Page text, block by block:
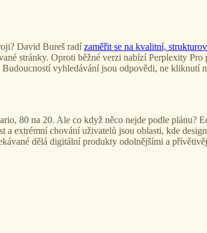
David Bureš radízaměřit se na kvalitní,
stránky. Oproti běžné verzi nabízí Perplexity Pro
vyhledávání jsou odpovědi, ne kliknutí
80 na 20. Ale co když něco nejde podle plánu?
a extrémní chování uživatelů jsou oblasti, kde
dělá digitální produkty odolnějšími a